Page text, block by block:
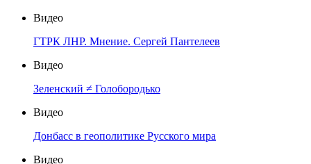
Видео
ГТРК ЛНР. Мнение. Сергей Пантелеев
Видео
Зеленский ≠ Голобородько
Видео
Донбасс в геополитике Русского мира
Видео